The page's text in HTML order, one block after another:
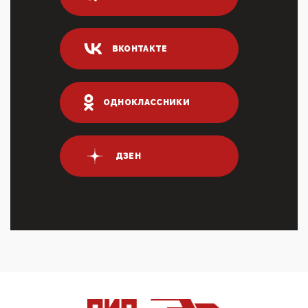
логических двухЗаполнение ИНН при любых
переводах по ...
03:35, 10 Апреля 2026
Суммарное вознаграждение менеджменту в 15
крупных банках по итогам 2025 года превысило 63
03:01, 10 Апреля 2026
Террорист и убийца Буданов вальяжно сообщил,
что союзники просили Киев не наносить удары по
01:54, 10 Апреля 2026
ПрезидентПутинвчера вечером обьявил
Пасхальное перемирие с 16 часов субботы до конца
разрешило православным христианам провести
ВКОНТАКТЕ
ОДНОКЛАССНИКИ
ДЗЕН